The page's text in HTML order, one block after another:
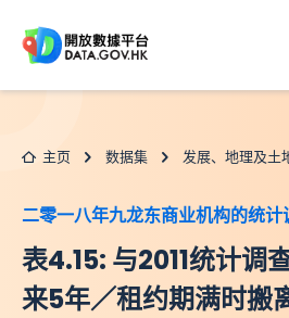
主页 数据集 发展、地理及土
二零一八年九龙东商业机构的统计
表4.15: 与2011统计调
来5年／租约期满时搬